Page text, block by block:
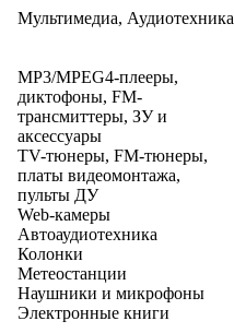
Мультимедиа, Аудиотехника
MP3/MPEG4-плееры,
диктофоны, FM-
трансмиттеры, ЗУ и
аксессуары
TV-тюнеры, FM-тюнеры,
платы видеомонтажа,
пульты ДУ
Web-камеры
Автоаудиотехника
Колонки
Метеостанции
Наушники и микрофоны
Электронные книги